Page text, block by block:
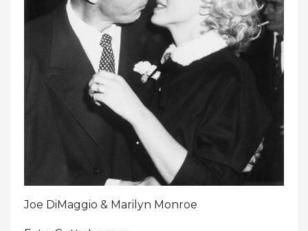
Joe DiMaggio & Marilyn Monroe